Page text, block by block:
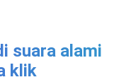
suara alami
klik